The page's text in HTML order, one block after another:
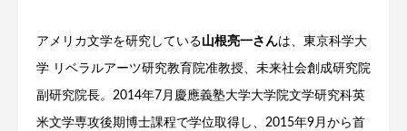
アメリカ文学を研究している山根亮一さんは、東京科学大
学 リベラルアーツ研究教育院准教授、未来社会創成研究院
副研究院長。2014年7月慶應義塾大学大学院文学研究科英
米文学専攻後期博士課程で学位取得し、2015年9月から首